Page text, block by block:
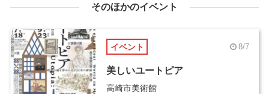
そのほかのイベント
イベント 8/7
美しいユートピア
高崎市美術館